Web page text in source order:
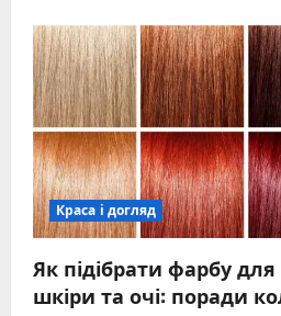
волосся
на
обличчі
в
домашніх
умовах:
повний
гід
із
безпечними
способами
Краса і догляд
Як підібрати фарбу для
шкіри та очі: поради